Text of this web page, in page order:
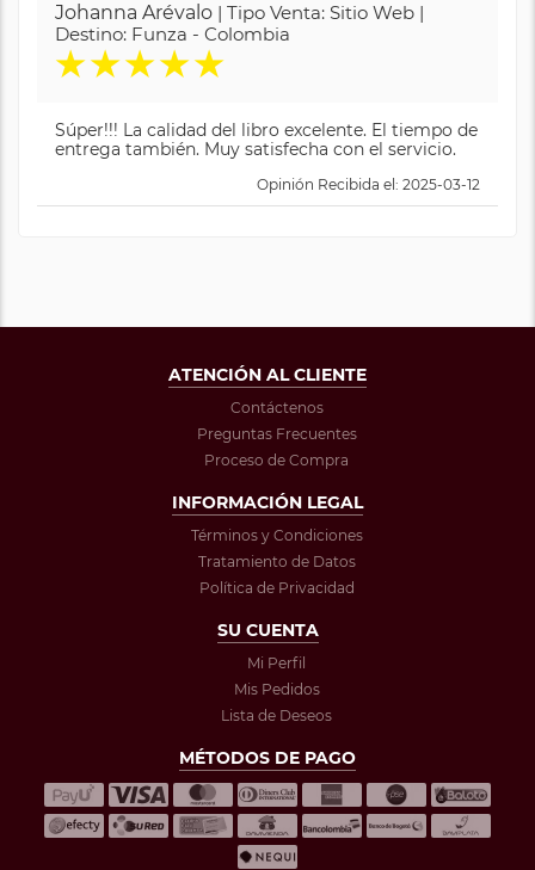
Johanna Arévalo | Tipo Venta: Sitio Web |
Destino: Funza - Colombia
★★★★★
Súper!!! La calidad del libro excelente. El tiempo de
entrega también. Muy satisfecha con el servicio.
Opinión Recibida el: 2025-03-12
ATENCIÓN AL CLIENTE
Contáctenos
Preguntas Frecuentes
Proceso de Compra
INFORMACIÓN LEGAL
Términos y Condiciones
Tratamiento de Datos
Política de Privacidad
SU CUENTA
Mi Perfil
Mis Pedidos
Lista de Deseos
MÉTODOS DE PAGO